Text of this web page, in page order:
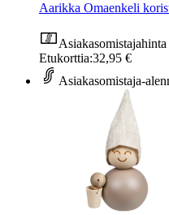
Aarikka Omaenkeli
Asiakasomistajahinta
Etukorttia:32,95 €
Asiakasomistaja-